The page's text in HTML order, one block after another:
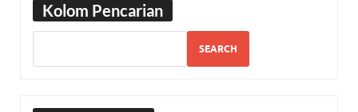
Kolom Pencarian
SEARCH